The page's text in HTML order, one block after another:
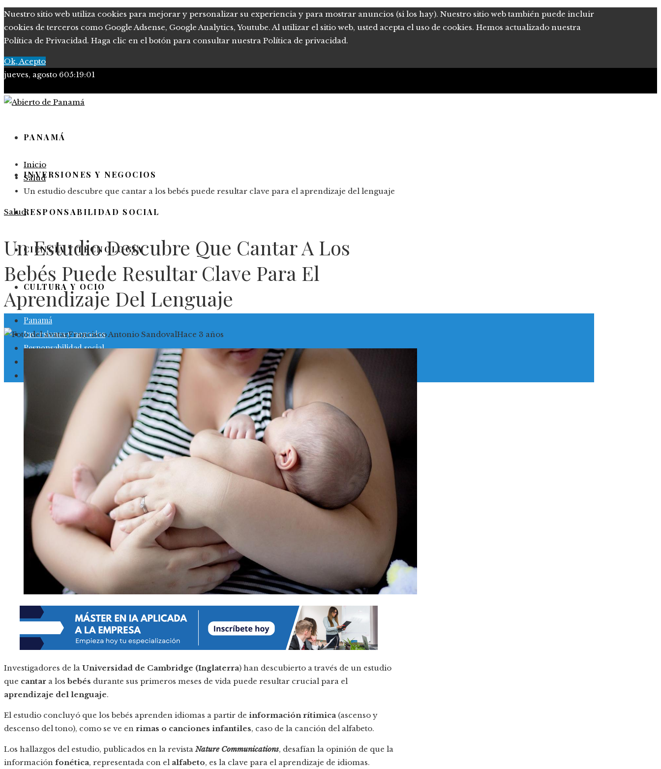
Nuestro sitio web utiliza cookies para mejorar y personalizar su experiencia y para mostrar anuncios (si los hay). Nuestro sitio web también puede incluir
cookies de terceros como Google Adsense, Google Analytics, Youtube. Al utilizar el sitio web, usted acepta el uso de cookies. Hemos actualizado nuestra
Política de Privacidad. Haga clic en el botón para consultar nuestra Política de privacidad.
Ok, Acepto
jueves, agosto 605:19:02
PANAMÁ
INVERSIONES Y NEGOCIOS
RESPONSABILIDAD SOCIAL
CIENCIA Y TECNOLOGÍA
CULTURA Y OCIO
Panamá
Inversiones y negocios
Responsabilidad social
Inicio
Salud
Un estudio descubre que cantar a los bebés puede resultar clave para el aprendizaje del lenguaje
Salud
Un Estudio Descubre Que Cantar A Los
Bebés Puede Resultar Clave Para El
Aprendizaje Del Lenguaje
Francisco Antonio SandovalHace 3 años
Investigadores de la Universidad de Cambridge (Inglaterra) han descubierto a través de un estudio
que cantar a losbebés durante sus primeros meses de vida puede resultar crucial para el
aprendizaje del lenguaje.
El estudio concluyó que los bebés aprenden idiomas a partir de información rítimica (ascenso y
descenso del tono), como se ve en rimas o canciones infantiles, caso de la canción del alfabeto.
Los hallazgos del estudio, publicados en la revista Nature Communications, desafían la opinión de que la
información fonética, representada con el alfabeto, es la clave para el aprendizaje de idiomas.